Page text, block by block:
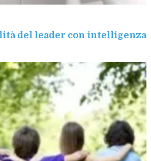
del leader con intelligenza